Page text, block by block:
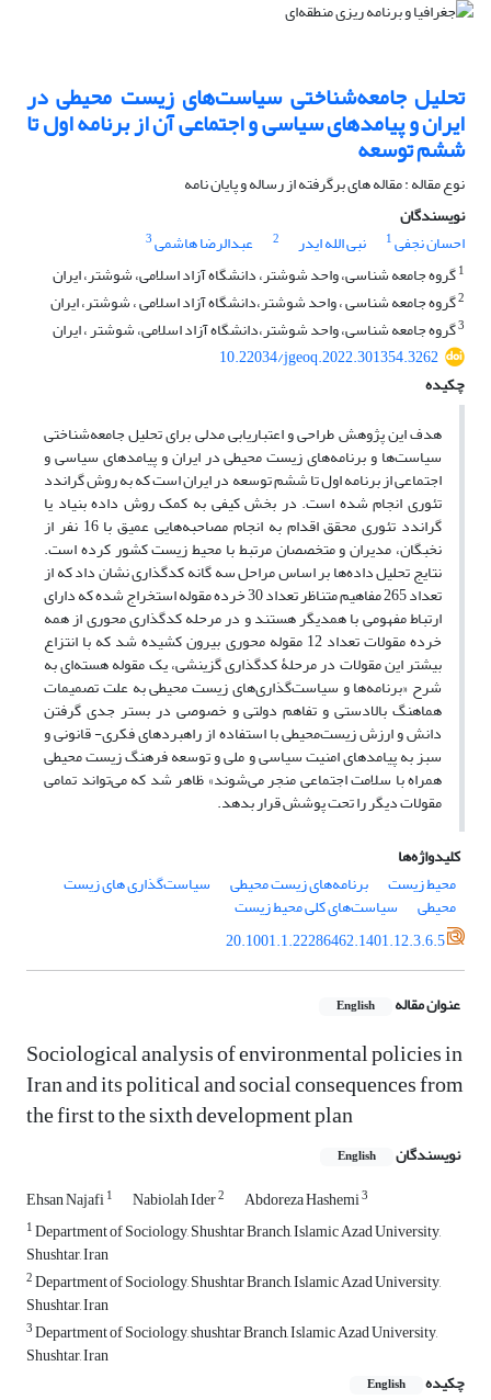
تحلیل جامعه‌شناختی سیاست‌های زیست محیطی در
ایران و پیامدهای سیاسی و اجتماعی آن از برنامه اول تا
ششم توسعه
نوع مقاله : مقاله های برگرفته از رساله و پایان نامه
نویسندگان
احسان نجفی1 نبی الله ایدر 2 عبدالرضا هاشمی3
1گروه جامعه شناسی، واحد شوشتر، دانشگاه آزاد اسلامی، شوشتر، ایران
2گروه جامعه شناسی ، واحد شوشتر،دانشگاه آزاد اسلامی ، شوشتر، ایران
3گروه جامعه شناسی، واحد شوشتر،دانشگاه آزاد اسلامی، شوشتر ، ایران
10.22034/jgeoq.2022.301354.3262
چکیده
هدف این پژوهش طراحی و اعتباریابی مدلی برای تحلیل جامعه‌شناختی
سیاست‌ها و برنامه‌های زیست محیطی در ایران و پیامدهای سیاسی و
اجتماعی از برنامه اول تا ششم توسعه در ایران است که به روش گراندد
تئوری انجام شده است. در بخش کیفی به کمک روش داده بنیاد یا
گراندد تئوری محقق اقدام به انجام مصاحبه‌هایی عمیق با 16 نفر از
نخبگان، مدیران و متخصصان مرتبط با محیط زیست کشور کرده است.
نتایج تحلیل داده‌ها بر اساس مراحل سه گانه کدگذاری نشان داد که از
تعداد 265 مفاهیم متناظر تعداد 30 خرده مقوله استخراج شده که دارای
ارتباط مفهومی با همدیگر هستند و در مرحله کدگذاری محوری از همه
خرده مقولات تعداد 12 مقوله محوری بیرون کشیده شد که با انتزاع
بیشتر این مقولات در مرحلۀ کدگذاری گزینشی، یک مقوله هسته‌ای به
شرح «برنامه‌ها و سیاست‌گذاری‌های زیست محیطی به علت تصمیمات
هماهنگ بالادستی و تفاهم دولتی و خصوصی در بستر جدی گرفتن
دانش و ارزش زیست‌محیطی با استفاده از راهبردهای فکری- قانونی و
سبز به پیامدهای امنیت سیاسی و ملی و توسعه فرهنگ زیست محیطی
همراه با سلامت اجتماعی منجر می‌شوند» ظاهر شد که می‌تواند تمامی
مقولات دیگر را تحت پوشش قرار بدهد.
کلیدواژه‌ها
محیط زیست
برنامه‌های زیست محیطی سیاست‌‌گذاری ‌های زیست
محیطی
سیاست‌های کلی محیط زیست
20.1001.1.22286462.1401.12.3.6.5
عنوان مقاله English
Sociological analysis of environmental policies in
Iran and its political and social consequences from
the first to the sixth development plan
نویسندگان English
Ehsan Najafi1 Nabiolah Ider2 Abdoreza Hashemi3
1Department of Sociology, Shushtar Branch, Islamic Azad University,
Shushtar, Iran
2Department of Sociology, Shushtar Branch, Islamic Azad University,
Shushtar, Iran
3Department of Sociology, shushtar Branch, Islamic Azad University,
Shushtar, Iran
چکیده
English